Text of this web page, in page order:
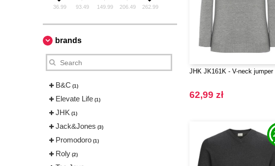
36.99 93.49 149.99 206.49 262.99
brands
B&C (1)
Elevate Life (1)
JHK (1)
Jack&Jones (3)
Promodoro (1)
Roly (2)
JHK JK161K - V-neck jumper
62,99 zł